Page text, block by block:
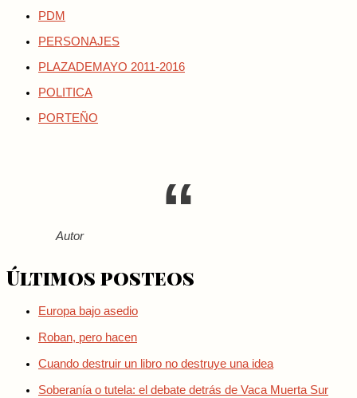
PDM
PERSONAJES
PLAZADEMAYO 2011-2016
POLITICA
PORTEÑO
Autor
Últimos posteos
Europa bajo asedio
Roban, pero hacen
Cuando destruir un libro no destruye una idea
Soberanía o tutela: el debate detrás de Vaca Muerta Sur